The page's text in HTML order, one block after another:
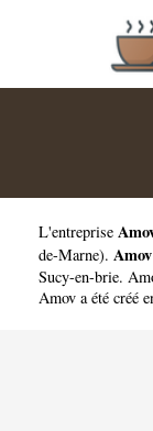
L'entreprise
de-Marne). Amov
Sucy-en-brie.
Amov a été créé